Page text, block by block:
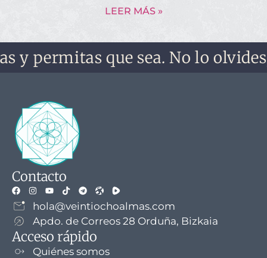
LEER MÁS »
que sea. No lo olvides, no
Contacto
hola@veintiochoalmas.com
Apdo. de Correos 28 Orduña, Bizkaia
Acceso rápido
Quiénes somos